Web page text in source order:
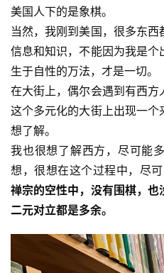
资
八
美国人下的是象棋。
当然，我刚到美国，很多东
信息和知识，不能因为我是个
生于自性的万法，才是一切。
在大街上，偶尔会遇到有西
这个多元化的大街上出现一
想了解。
我也很想了解西方，尽可能
想，很想在这个过程中，尽
禅宗的空性中，没有围棋，
二元对立都是多余。